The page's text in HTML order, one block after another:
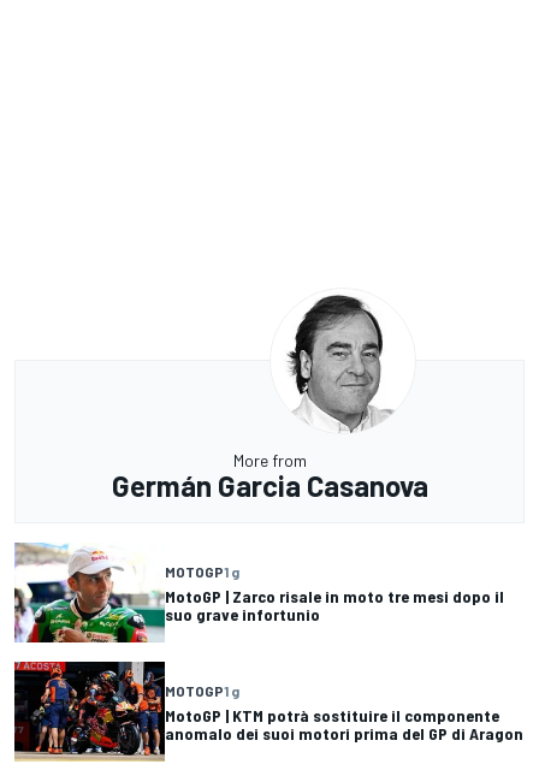
More from
Germán Garcia Casanova
MOTOGP1 g
MotoGP | Zarco risale in moto tre mesi dopo il
suo grave infortunio
MOTOGP1 g
MotoGP | KTM potrà sostituire il componente
anomalo dei suoi motori prima del GP di Aragon